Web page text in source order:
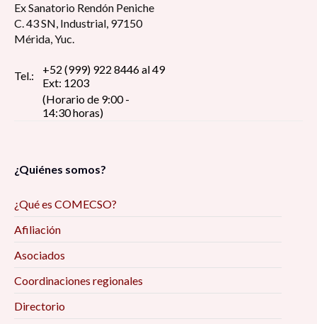
Ex Sanatorio Rendón Peniche
C. 43 SN, Industrial, 97150
Mérida, Yuc.
Tel.:
+52 (999) 922 8446 al 49
Ext: 1203
(Horario de 9:00 -
14:30 horas)
¿Quiénes somos?
¿Qué es COMECSO?
Afiliación
Asociados
Coordinaciones regionales
Directorio